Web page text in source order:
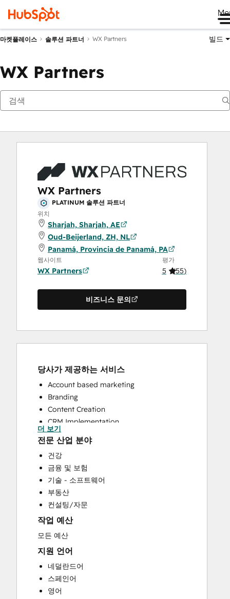
마켓플레이스 솔루션 파트너 WX Partners 빌드
WX Partners
WX Partners
PLATINUM 솔루션 파트너
위치
Sharjah, Sharjah, AE
Oud-Beijerland, ZH, NL
Panamá, Provincia de Panamá, PA
웹사이트
WX Partners
평가
5 (55)
비즈니스 문의
당사가 제공하는 서비스
Account based marketing
Branding
Content Creation
CRM Implementation
CRM Migration
Custom API Integrations
Email Marketing
Full Inbound Marketing Services
Help Desk Implementation
HubSpot Onboarding
Knowledge Base Development
Paid Advertising
Programmable Automation
Sales Coaching and Training
Sales Enablement
Search Engine Optimization
Website Design
더 보기
전문 산업 분야
건강
금융 및 보험
기술 - 소프트웨어
부동산
컨설팅/자문
작업 예산
모든 예산
지원 언어
네덜란드어
스페인어
영어